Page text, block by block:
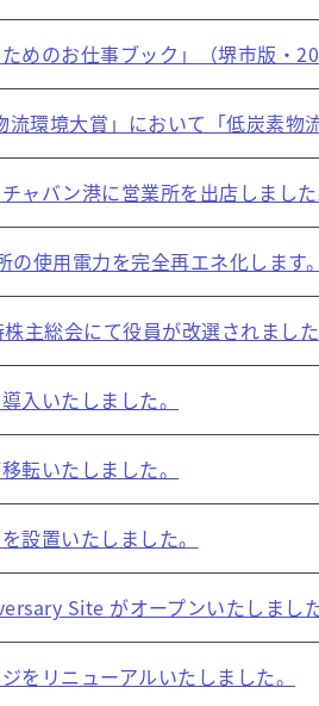
ためのお仕事ブック」（堺市版・
流環境大賞」において「低炭素物
ャバン港に営業所を出店しました
の使用電力を完全再エネ化します。
主総会にて役員が改選されました
入いたしました。
転いたしました。
設置いたしました。
Site がオープンいたしました
をリニューアルいたしました。